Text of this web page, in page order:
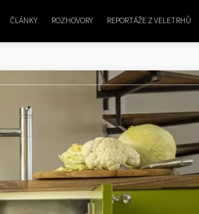
ČLÁNKY ROZHOVORY REPORTÁŽE Z VELETRHŮ